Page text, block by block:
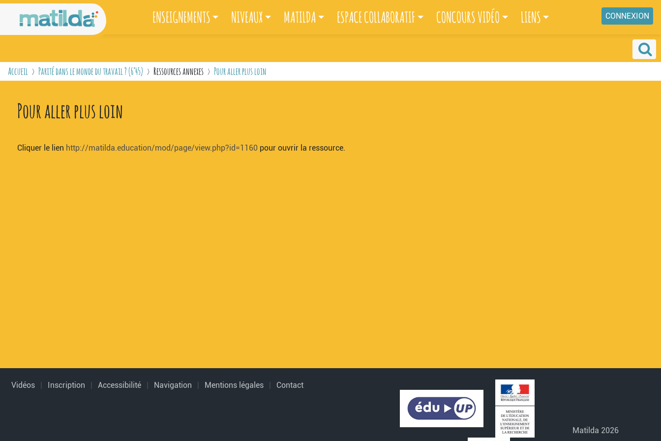
Passer au contenu principal
ENSEIGNEMENTS NIVEAUX MATILDA ESPACE COLLABORATIF CONCOURS VIDÉO LIENS CONNEXION
Accueil Parité dans le monde du travail ? (6’45) Ressources annexes Pour aller plus loin
Pour aller plus loin
Cliquer le lien http://matilda.education/mod/page/view.php?id=1160 pour ouvrir la ressource.
Vidéos | Inscription | Accessibilité | Navigation | Mentions légales | Contact
Matilda 2026